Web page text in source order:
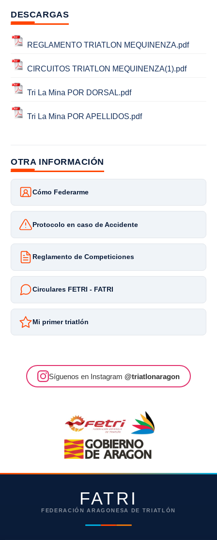
DESCARGAS
REGLAMENTO TRIATLON MEQUINENZA.pdf
CIRCUITOS TRIATLON MEQUINENZA(1).pdf
Tri La Mina POR DORSAL.pdf
Tri La Mina POR APELLIDOS.pdf
OTRA INFORMACIÓN
Cómo Federarme
Protocolo en caso de Accidente
Reglamento de Competiciones
Circulares FETRI - FATRI
Mi primer triatlón
Síguenos en Instagram @triatlonaragon
FATRI
FEDERACIÓN ARAGONESA DE TRIATLÓN